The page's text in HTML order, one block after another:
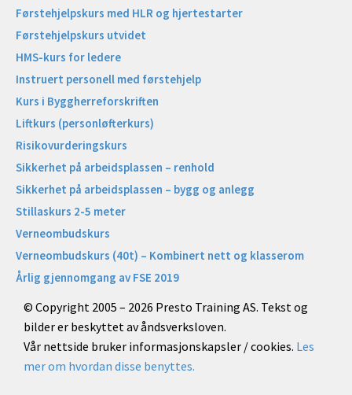
Førstehjelpskurs med HLR og hjertestarter
Førstehjelpskurs utvidet
HMS-kurs for ledere
Instruert personell med førstehjelp
Kurs i Byggherreforskriften
Liftkurs (personløfterkurs)
Risikovurderingskurs
Sikkerhet på arbeidsplassen – renhold
Sikkerhet på arbeidsplassen – bygg og anlegg
Stillaskurs 2-5 meter
Verneombudskurs
Verneombudskurs (40t) – Kombinert nett og klasserom
Årlig gjennomgang av FSE 2019
© Copyright 2005 – 2026 Presto Training AS. Tekst og
bilder er beskyttet av åndsverksloven.
Vår nettside bruker informasjonskapsler / cookies. Les
mer om hvordan disse benyttes.